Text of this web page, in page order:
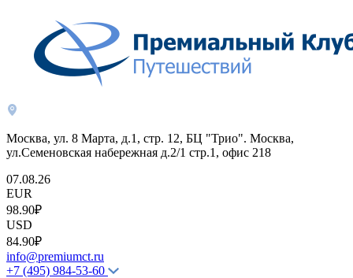
Москва, ул. 8 Марта, д.1, стр. 12, БЦ "Трио". Москва,
ул.Семеновская набережная д.2/1 стр.1, офис 218
07.08.26
EUR
98.90₽
USD
84.90₽
info@premiumct.ru
+7 (495) 984-53-60